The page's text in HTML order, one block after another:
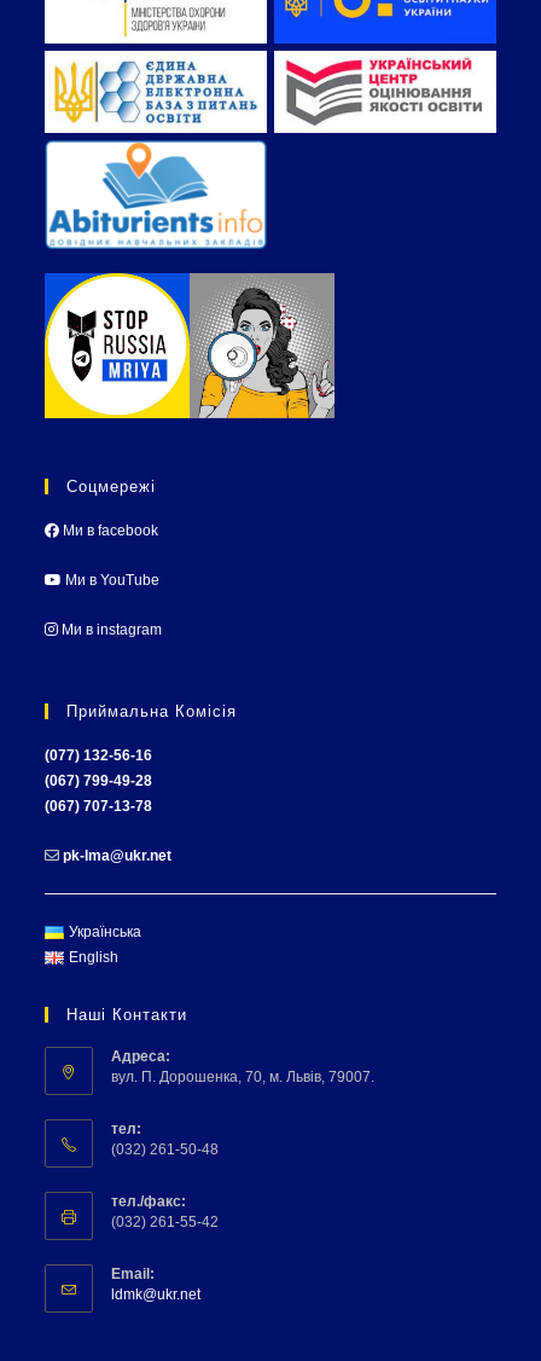
Соцмережі
Ми в facebook
Ми в YouTube
Ми в instagram
Приймальна Комісія
(077) 132-56-16
(067) 799-49-28
(067) 707-13-78
pk-lma@ukr.net
Українська
English
Наші Контакти
Адреса:
вул. П. Дорошенка, 70, м. Львів, 79007.
тел:
(032) 261-50-48
тел./факс:
(032) 261-55-42
Email:
ldmk@ukr.net